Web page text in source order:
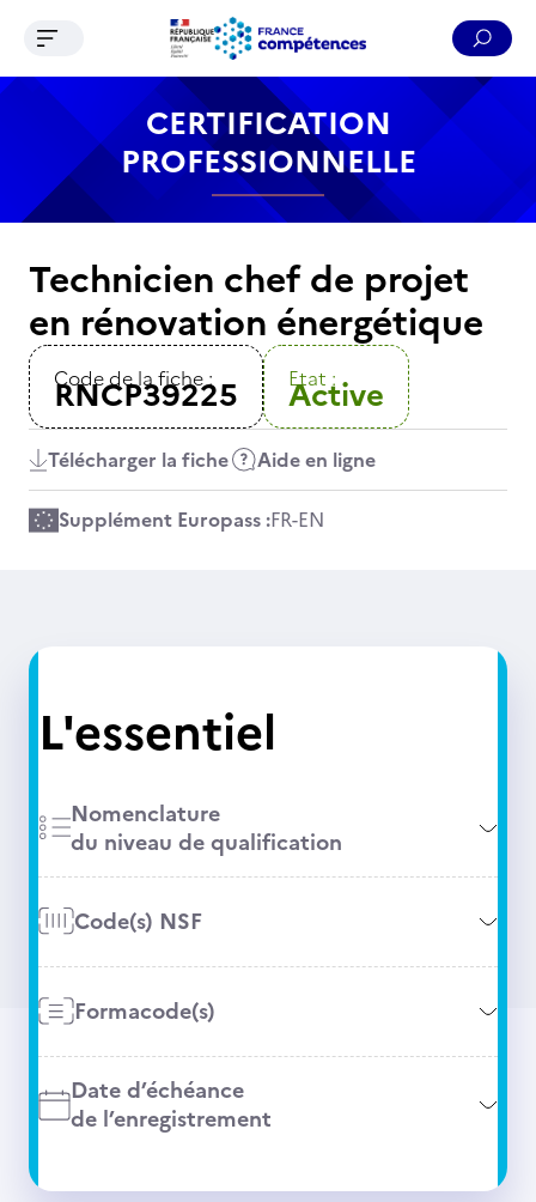
Contenu Recherche Menu Pied de page
Ouvrir le menu de navigation
CERTIFICATION
PROFESSIONNELLE
Technicien chef de projet
en rénovation énergétique
Code de la fiche :
RNCP39225 Etat :
Active
Télécharger la fiche Aide en ligne
Supplément Europass :FR-EN
L'essentiel
Nomenclature
du niveau de qualification
Code(s) NSF
Formacode(s)
Date d’échéance
de l’enregistrement